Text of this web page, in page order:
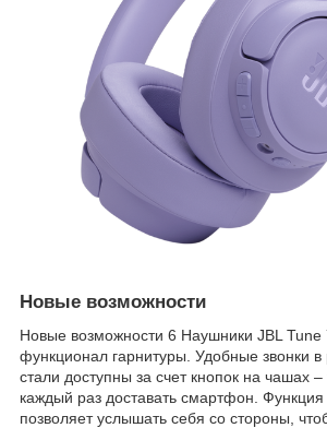
Новые возможности
Новые возможности 6 Наушники JBL
функционал гарнитуры. Удобные звонки
стали доступны за счет кнопок на чашах
каждый раз доставать смартфон.
позволяет услышать себя со стороны,